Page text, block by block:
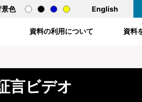
景色 English
資料の利用について 資料
言ビデオ